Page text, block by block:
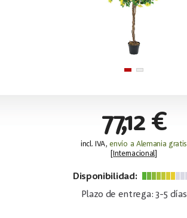
77,12 €
incl. IVA,envío a Alemania gratis
Internacional]
Disponibilidad:
Plazo de entrega: 3-5 días